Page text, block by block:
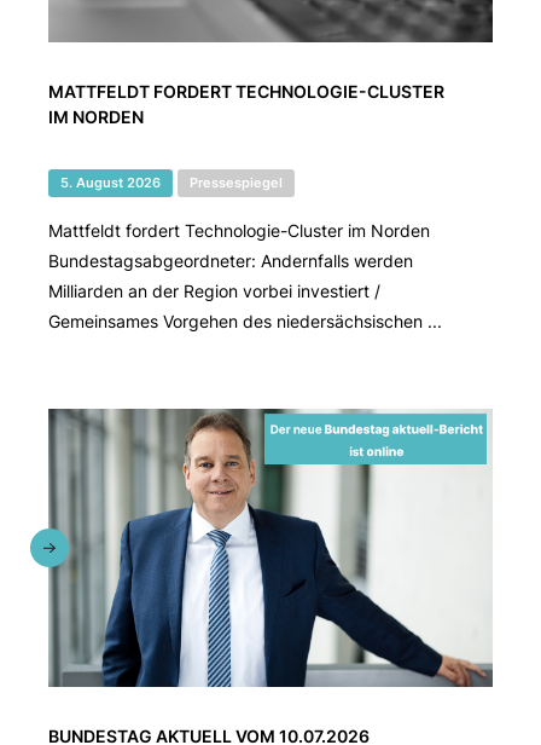
MATTFELDT FORDERT TECHNOLOGIE-CLUSTER
IM NORDEN
5. August 2026 Pressespiegel
Mattfeldt fordert Technologie-Cluster im Norden
Bundestagsabgeordneter: Andernfalls werden
Milliarden an der Region vorbei investiert /
Gemeinsames Vorgehen des niedersächsischen ...
BUNDESTAG AKTUELL VOM 10.07.2026